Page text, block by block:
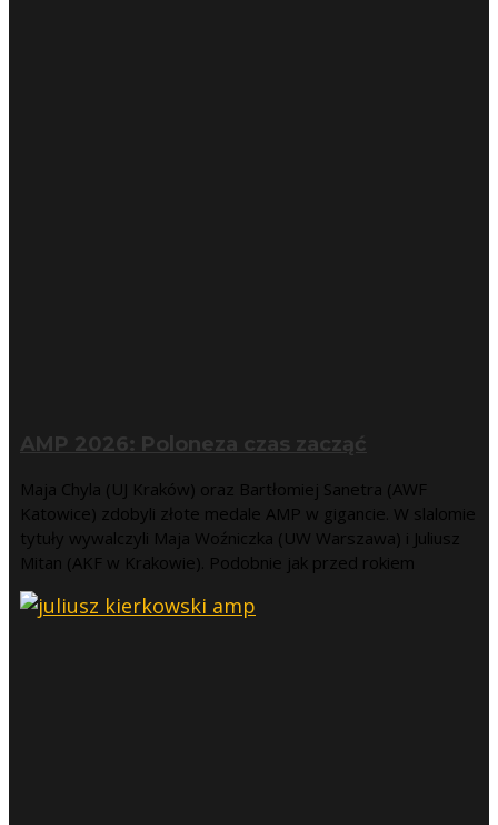
AMP 2026: Poloneza czas zacząć
Maja Chyla (UJ Kraków) oraz Bartłomiej Sanetra (AWF
Katowice) zdobyli złote medale AMP w gigancie. W slalomie
tytuły wywalczyli Maja Woźniczka (UW Warszawa) i Juliusz
Mitan (AKF w Krakowie). Podobnie jak przed rokiem